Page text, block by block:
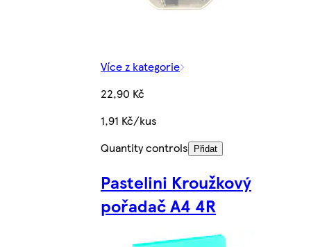
Více z kategorie
22,90 Kč
1,91 Kč/kus
Quantity controls
Přidat
Pastelini Kroužkový
pořadač A4 4R